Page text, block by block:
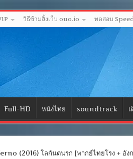
วิธีข้ามลิ้งเว็บ ouo.io ทดสอบ
Full-HD หนังไทย soundtrack
(2016) โลกันตนรก [พากย์ไทยโรง + อัง